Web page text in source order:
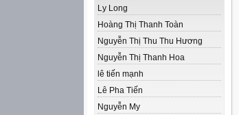
Ly Long
Hoàng Thị Thanh Toàn
Nguyễn Thị Thu Thu Hương
Nguyễn Thị Thanh Hoa
lê tiến mạnh
Lê Pha Tiến
Nguyễn My